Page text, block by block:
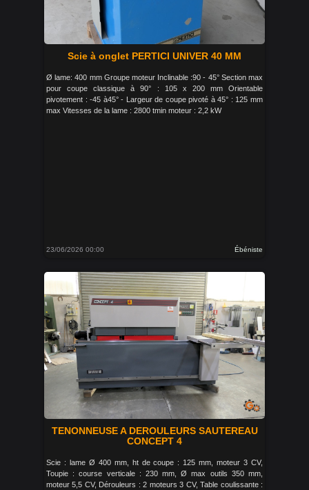
Scie à onglet PERTICI UNIVER 40 MM
Ø lame: 400 mm Groupe moteur Inclinable :90 - 45° Section max
pour coupe classique à 90° : 105 x 200 mm Orientable
pivotement : -45 à45° - Largeur de coupe pivoté à 45° : 125 mm
max Vitesses de la lame : 2800 tmin moteur : 2,2 kW
23/06/2026 00:00 Ébéniste
TENONNEUSE A DEROULEURS SAUTEREAU
CONCEPT 4
Scie : lame Ø 400 mm, ht de coupe : 125 mm, moteur 3 CV,
Toupie : course verticale : 230 mm, Ø max outils 350 mm,
moteur 5,5 CV, Dérouleurs : 2 moteurs 3 CV, Table coulissante :